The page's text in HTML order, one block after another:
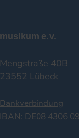
musikum e.V.
Mengstraße 40B
23552 Lübeck
Bankverbindung
IBAN: DE08 4306